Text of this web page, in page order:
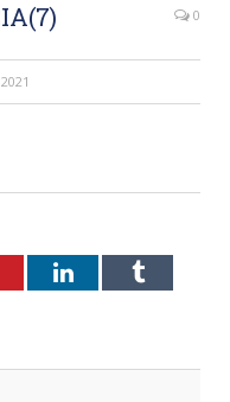
0
LinkedInTumblr